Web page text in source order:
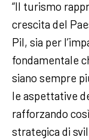
“Il turismo
crescita del
Pil, sia per
fondamentale
siano sempre
le aspettative
rafforzando
strategica di